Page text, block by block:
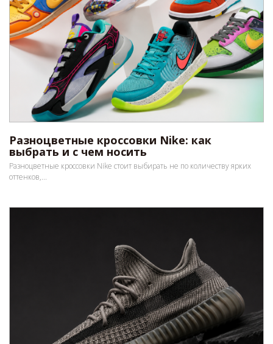
Разноцветные кроссовки Nike: как
выбрать и с чем носить
Разноцветные кроссовки Nike стоит выбирать не по количеству ярких
оттенков,...